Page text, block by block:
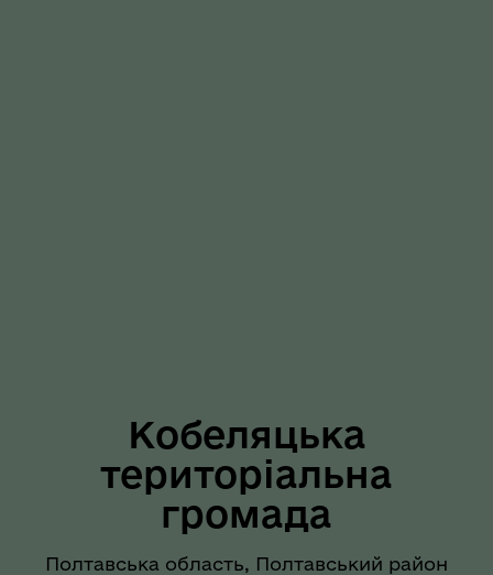
Кобеляцька
територіальна
громада
Полтавська область, Полтавський район